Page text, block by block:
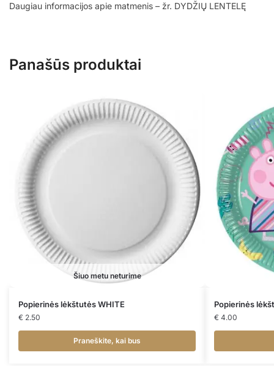
Daugiau informacijos apie matmenis – žr. DYDŽIŲ LENTELĘ
Panašūs produktai
Šiuo metu neturime
Popierinės lėkštutės WHITE
€ 2.50
Praneškite, kai bus
Popierinės
€ 4.00